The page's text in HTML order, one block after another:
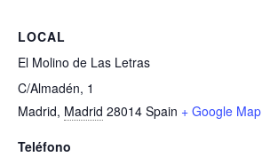
LOCAL
El Molino de Las Letras
C/Almadén, 1
Madrid, Madrid 28014 Spain + Google Map
Teléfono